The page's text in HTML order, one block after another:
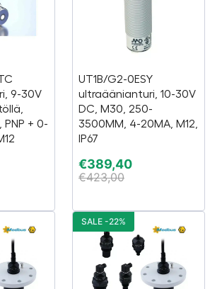
9-30V
+ 0-
UT1B/G2-0ESY
ultraäänianturi, 10-30V
DC, M30, 250-
3500MM, 4-20MA, M12,
IP67
€389,40
€423,00
SALE -22%